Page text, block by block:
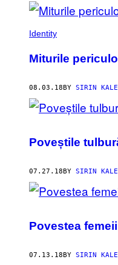
POSTS
BY
THIS
Identity
Miturile
08.03.18 BY SIRIN KALE
Poveștile
07.27.18 BY SIRIN KALE
Povestea
07.13.18 BY SIRIN KALE